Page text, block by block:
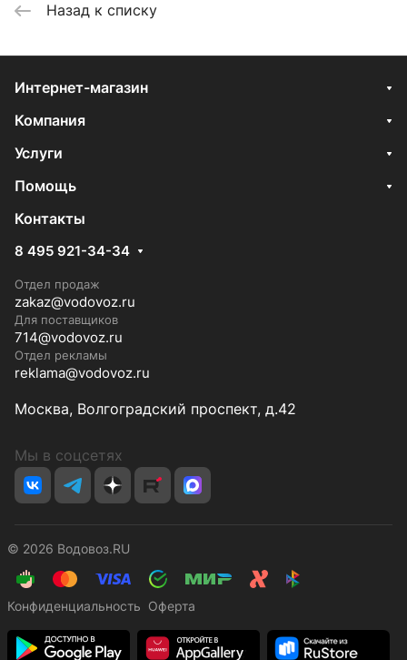
Назад к списку
Интернет-магазин
Компания
Услуги
Помощь
Контакты
8 495 921-34-34
Отдел продаж
zakaz@vodovoz.ru
Для поставщиков
714@vodovoz.ru
Отдел рекламы
reklama@vodovoz.ru
Москва, Волгоградский проспект, д.42
Мы в соцсетях
© 2026 Водовоз.RU
Конфиденциальность Оферта